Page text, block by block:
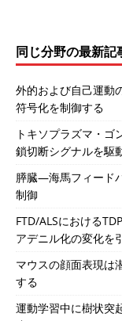
同じ分野の最新記
外的および自己運動
符号化を制御する
トキソプラズマ・
鎖切断シグナルを駆
膵臓―海馬フィード
制御
FTD/ALSにおける
アデニル化の変化を
マウスの顔面表現は
する
運動学習中に樹状突